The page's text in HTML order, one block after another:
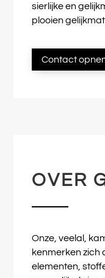
sierlijke en
plooien
Contact
OVER
Onze, veelal,
kenmerken zich
elementen,